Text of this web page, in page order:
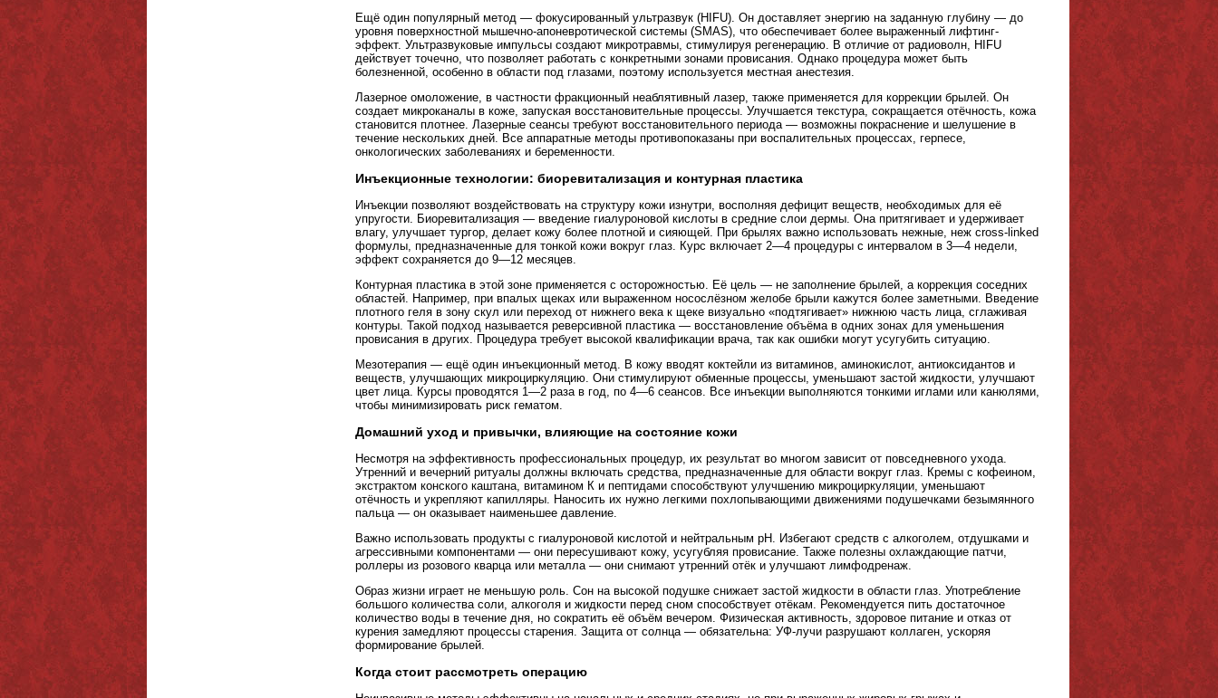
Ещё один популярный метод — фокусированный ультразвук (HIFU). Он доставляет энергию на заданную глубину — до
уровня поверхностной мышечно-апоневротической системы (SMAS), что обеспечивает более выраженный лифтинг-
эффект. Ультразвуковые импульсы создают микротравмы, стимулируя регенерацию. В отличие от радиоволн, HIFU
действует точечно, что позволяет работать с конкретными зонами провисания. Однако процедура может быть
болезненной, особенно в области под глазами, поэтому используется местная анестезия.
Лазерное омоложение, в частности фракционный неаблятивный лазер, также применяется для коррекции брылей. Он
создает микроканалы в коже, запуская восстановительные процессы. Улучшается текстура, сокращается отёчность, кожа
становится плотнее. Лазерные сеансы требуют восстановительного периода — возможны покраснение и шелушение в
течение нескольких дней. Все аппаратные методы противопоказаны при воспалительных процессах, герпесе,
онкологических заболеваниях и беременности.
Инъекционные технологии: биоревитализация и контурная пластика
Инъекции позволяют воздействовать на структуру кожи изнутри, восполняя дефицит веществ, необходимых для её
упругости. Биоревитализация — введение гиалуроновой кислоты в средние слои дермы. Она притягивает и удерживает
влагу, улучшает тургор, делает кожу более плотной и сияющей. При брылях важно использовать нежные, неж cross-linked
формулы, предназначенные для тонкой кожи вокруг глаз. Курс включает 2—4 процедуры с интервалом в 3—4 недели,
эффект сохраняется до 9—12 месяцев.
Контурная пластика в этой зоне применяется с осторожностью. Её цель — не заполнение брылей, а коррекция соседних
областей. Например, при впалых щеках или выраженном носослёзном желобе брыли кажутся более заметными. Введение
плотного геля в зону скул или переход от нижнего века к щеке визуально «подтягивает» нижнюю часть лица, сглаживая
контуры. Такой подход называется реверсивной пластика — восстановление объёма в одних зонах для уменьшения
провисания в других. Процедура требует высокой квалификации врача, так как ошибки могут усугубить ситуацию.
Мезотерапия — ещё один инъекционный метод. В кожу вводят коктейли из витаминов, аминокислот, антиоксидантов и
веществ, улучшающих микроциркуляцию. Они стимулируют обменные процессы, уменьшают застой жидкости, улучшают
цвет лица. Курсы проводятся 1—2 раза в год, по 4—6 сеансов. Все инъекции выполняются тонкими иглами или канюлями,
чтобы минимизировать риск гематом.
Домашний уход и привычки, влияющие на состояние кожи
Несмотря на эффективность профессиональных процедур, их результат во многом зависит от повседневного ухода.
Утренний и вечерний ритуалы должны включать средства, предназначенные для области вокруг глаз. Кремы с кофеином,
экстрактом конского каштана, витамином К и пептидами способствуют улучшению микроциркуляции, уменьшают
отёчность и укрепляют капилляры. Наносить их нужно легкими похлопывающими движениями подушечками безымянного
пальца — он оказывает наименьшее давление.
Важно использовать продукты с гиалуроновой кислотой и нейтральным pH. Избегают средств с алкоголем, отдушками и
агрессивными компонентами — они пересушивают кожу, усугубляя провисание. Также полезны охлаждающие патчи,
роллеры из розового кварца или металла — они снимают утренний отёк и улучшают лимфодренаж.
Образ жизни играет не меньшую роль. Сон на высокой подушке снижает застой жидкости в области глаз. Употребление
большого количества соли, алкоголя и жидкости перед сном способствует отёкам. Рекомендуется пить достаточное
количество воды в течение дня, но сократить её объём вечером. Физическая активность, здоровое питание и отказ от
курения замедляют процессы старения. Защита от солнца — обязательна: УФ-лучи разрушают коллаген, ускоряя
формирование брылей.
Когда стоит рассмотреть операцию